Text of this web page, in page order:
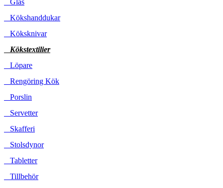
Glas
Kökshanddukar
Köksknivar
Kökstextilier
Löpare
Rengöring Kök
Porslin
Servetter
Skafferi
Stolsdynor
Tabletter
Tillbehör